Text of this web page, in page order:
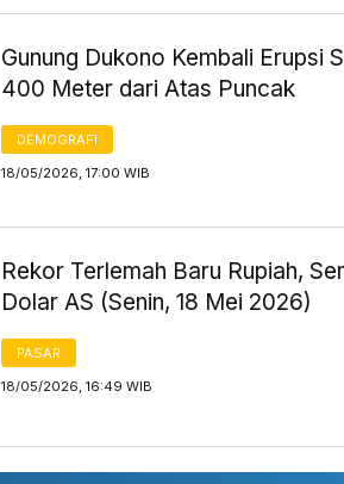
Gunung Dukono Kembali Erupsi
400 Meter dari Atas Puncak
DEMOGRAFI
18/05/2026, 17:00 WIB
Rekor Terlemah Baru Rupiah,
Dolar AS (Senin, 18 Mei 2026)
PASAR
18/05/2026, 16:49 WIB